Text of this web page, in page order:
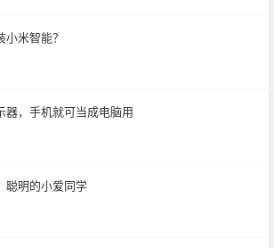
米智能？
器，手机就可当成电脑用
聪明的小爱同学